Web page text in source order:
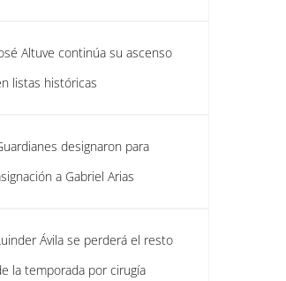
Altuve continúa su ascenso
listas históricas
designaron para
a Gabriel Arias
Ávila se perderá el resto
la temporada por cirugía